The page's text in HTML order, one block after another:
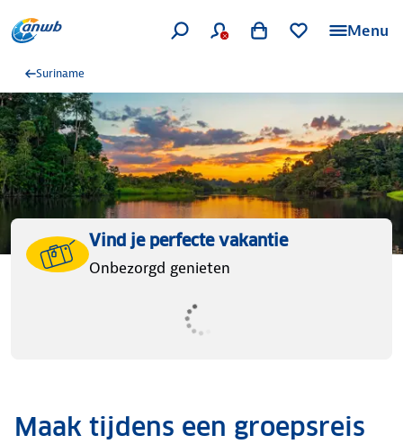
Menu
Suriname
Vind je perfecte vakantie
Onbezorgd genieten
Maak tijdens een groepsreis